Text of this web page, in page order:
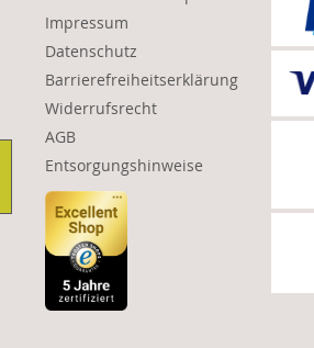
Impressum
Datenschutz
Barrierefreiheitserklärung
Widerrufsrecht
AGB
Entsorgungshinweise